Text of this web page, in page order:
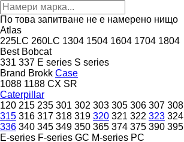
По това запитване не е намерено нищо
Atlas
225LC 260LC 1304 1504 1604 1704 1804
Best Bobcat
331 337 E series S series
Brand Brokk Case
1088 1188 CX SR
Caterpillar
120 215 235 301 302 303 305 306 307 308
315 316 317 318 319 320 321 322 323 324
336 340 345 349 350 365 374 375 390 395
E-series F-series GC M-series PC